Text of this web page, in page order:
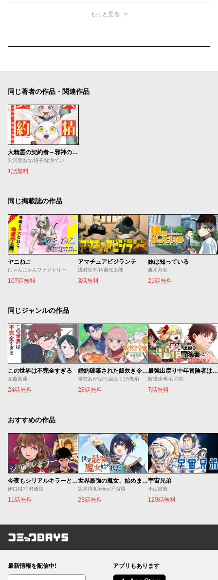
もっと見る
同じ著者の作品・関連作品
大精霊の契約者～邪神の供物、最強の冒険者へ至る～
穴河原あな/猫子/緒方てい
1話無料
同じ掲載誌の作品
ヤニねこ
にゃんにゃんファクトリー
107話無料
アマチュアビジランテ
浅村壮平/内藤光太郎
3話無料
妹は知っている
雁木万里
21話無料
同じジャンルの作品
この世界は不完全すぎる
左藤真通
24話無料
婚約破棄された飯炊き令嬢の私は冷酷公爵と専属契約しました～ですが胃袋を掴んだ結果、冷たかった公爵様がどんどん優しくなっています～
青空あかな/七福あくび/黒裄
28話無料
最強出戻り中年冒険者は、今さら命なんてかけたくない
斯道歩/明石六郎
7話無料
おすすめの作品
今夜もシリアルキラーと待ち合わせ
伊口紺/中村優児
11話無料
世界最強の魔女、始めました ～私だけ『攻略サイト』を見れる世界で自由に生きます～
坂木持丸/riritto/戸賀環
23話無料
宇宙兄弟
小山宙哉
120話無料
コミックDAYS
最新情報を配信中! アプリもあります